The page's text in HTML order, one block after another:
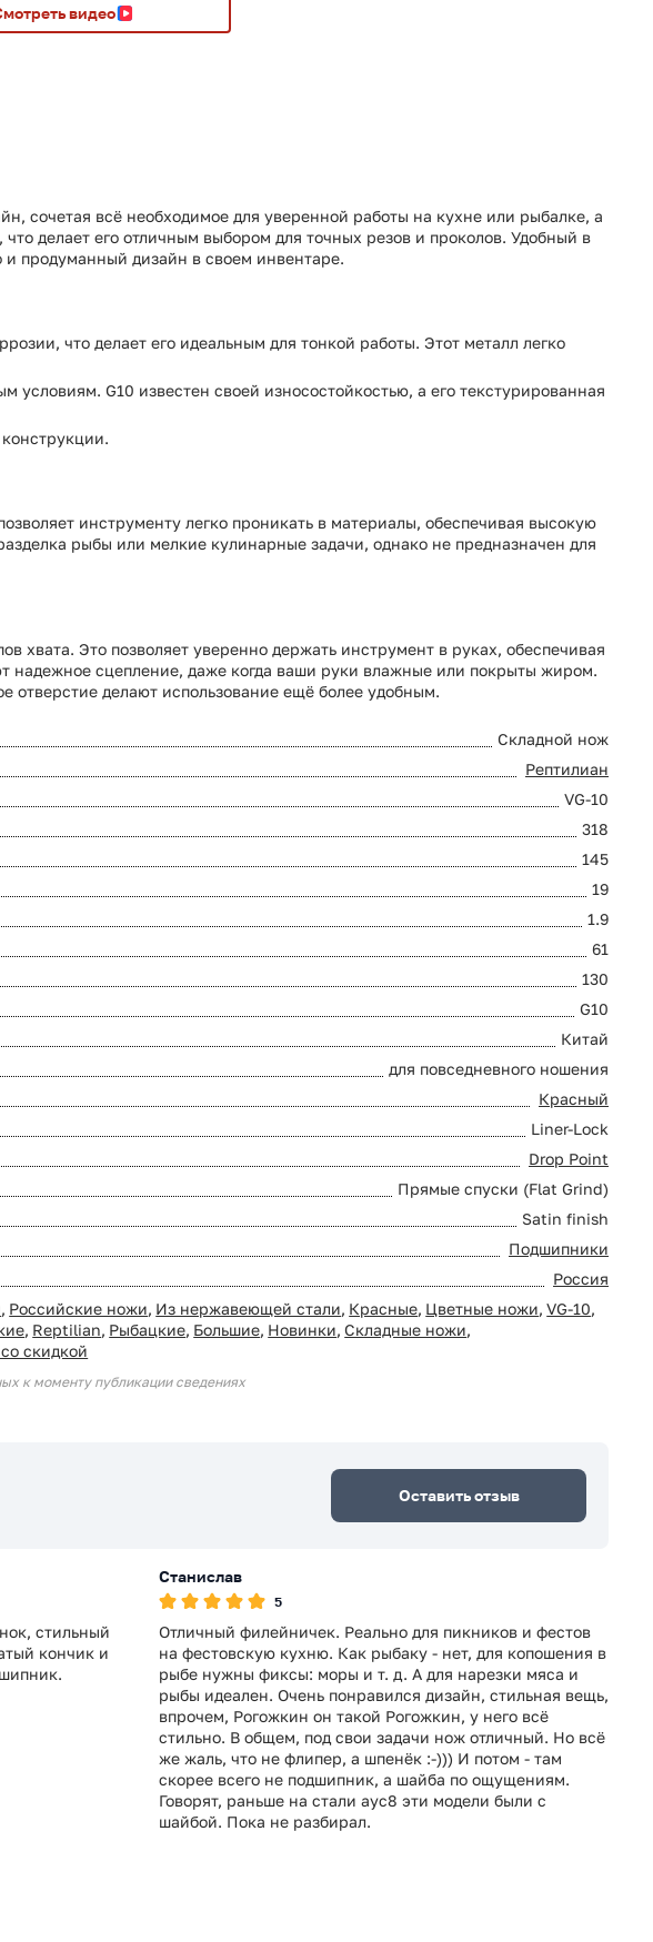
видео
сочетая всё необходимое для уверенной работы на кухне или рыбалке, а
делает его отличным выбором для точных резов и проколов. Удобный в
и продуманный дизайн в своем инвентаре.
что делает его идеальным для тонкой работы. Этот металл легко
G10 известен своей износостойкостью, а его текстурированная
инструменту легко проникать в материалы, обеспечивая высокую
рыбы или мелкие кулинарные задачи, однако не предназначен для
хвата. Это позволяет уверенно держать инструмент в руках, обеспечивая
надежное сцепление, даже когда ваши руки влажные или покрыты жиром.
отверстие делают использование ещё более удобным.
Складной нож
Рептилиан
VG-10
318
145
19
1.9
61
130
G10
Китай
для повседневного ношения
Красный
Liner-Lock
Drop Point
Прямые спуски (Flat Grind)
Satin finish
Подшипники
Россия
, Российские ножи, Из нержавеющей стали, Красные, Цветные ножи, VG-10,
, Reptilian, Рыбацкие, Большие, Новинки, Складные ножи,
скидкой
к моменту публикации сведениях
Оставить отзыв
стильный
кончик и
Станислав
5
Отличный филейничек. Реально для пикников и фестов
на фестовскую кухню. Как рыбаку - нет, для копошения в
рыбе нужны фиксы: моры и т. д. А для нарезки мяса и
рыбы идеален. Очень понравился дизайн, стильная вещь,
впрочем, Рогожкин он такой Рогожкин, у него всё
стильно. В общем, под свои задачи нож отличный. Но всё
же жаль, что не флипер, а шпенёк :-))) И потом - там
скорее всего не подшипник, а шайба по ощущениям.
Говорят, раньше на стали аус8 эти модели были с
шайбой. Пока не разбирал.